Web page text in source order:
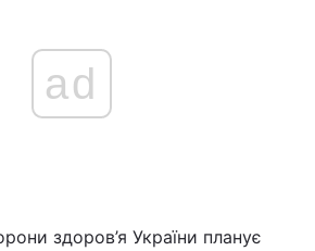
ad
здоров’я України планує